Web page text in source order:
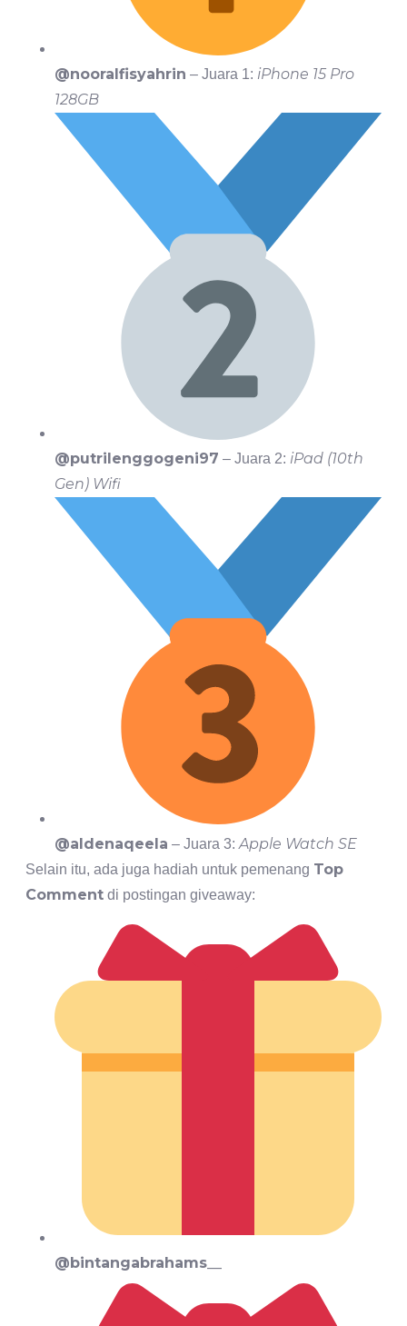
@nooralfisyahrin – Juara 1: iPhone 15 Pro
128GB
@putrilenggogeni97 – Juara 2: iPad (10th
Gen) Wifi
@aldenaqeela – Juara 3: Apple Watch SE
Selain itu, ada juga hadiah untuk pemenang Top
Comment di postingan giveaway:
@bintangabrahams__